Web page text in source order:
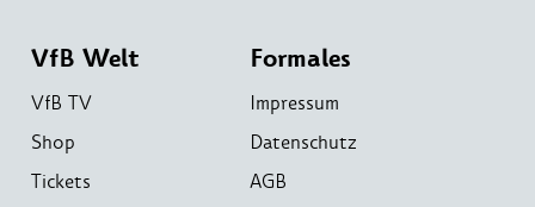
VfB Welt
VfB TV
Shop
Tickets
Formales
Impressum
Datenschutz
AGB